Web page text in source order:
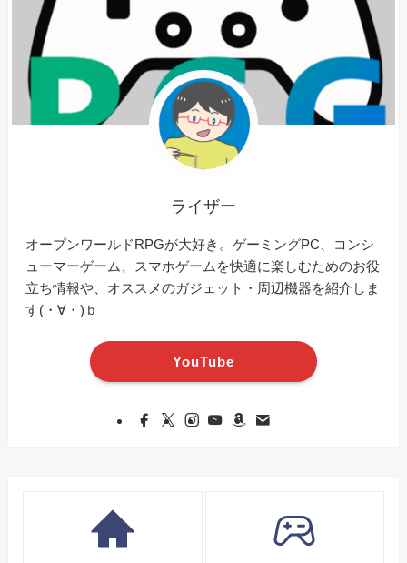
ライザー
オープンワールドRPGが大好き。ゲーミングPC、コンシ
ューマーゲーム、スマホゲームを快適に楽しむためのお役
立ち情報や、オススメのガジェット・周辺機器を紹介しま
す(・∀・)ｂ
YouTube